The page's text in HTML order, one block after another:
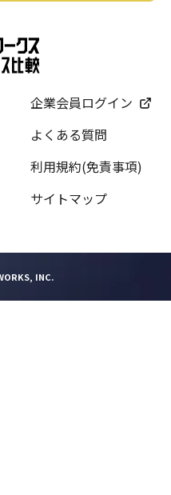
企業会員ログイン
よくある質問
利用規約(免責事項)
サイトマップ
INC.